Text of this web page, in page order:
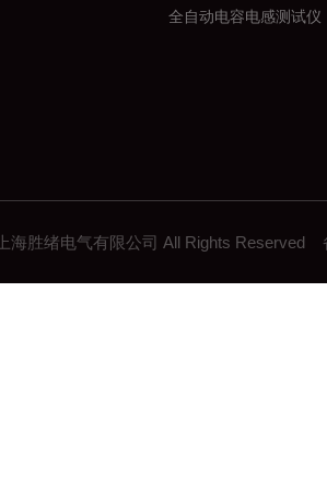
全自动电容电感测试仪
海胜绪电气有限公司 All Rights Reserved